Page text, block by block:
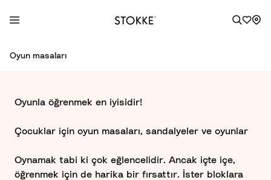
Oyun masaları
Oyunla öğrenmek en iyisidir!​
Çocuklar için oyun masaları, sandalyeler ve oyunlar
Oynamak tabi ki çok eğlencelidir. Ancak içte içe,
öğrenmek için de harika bir fırsattır. İster bloklara